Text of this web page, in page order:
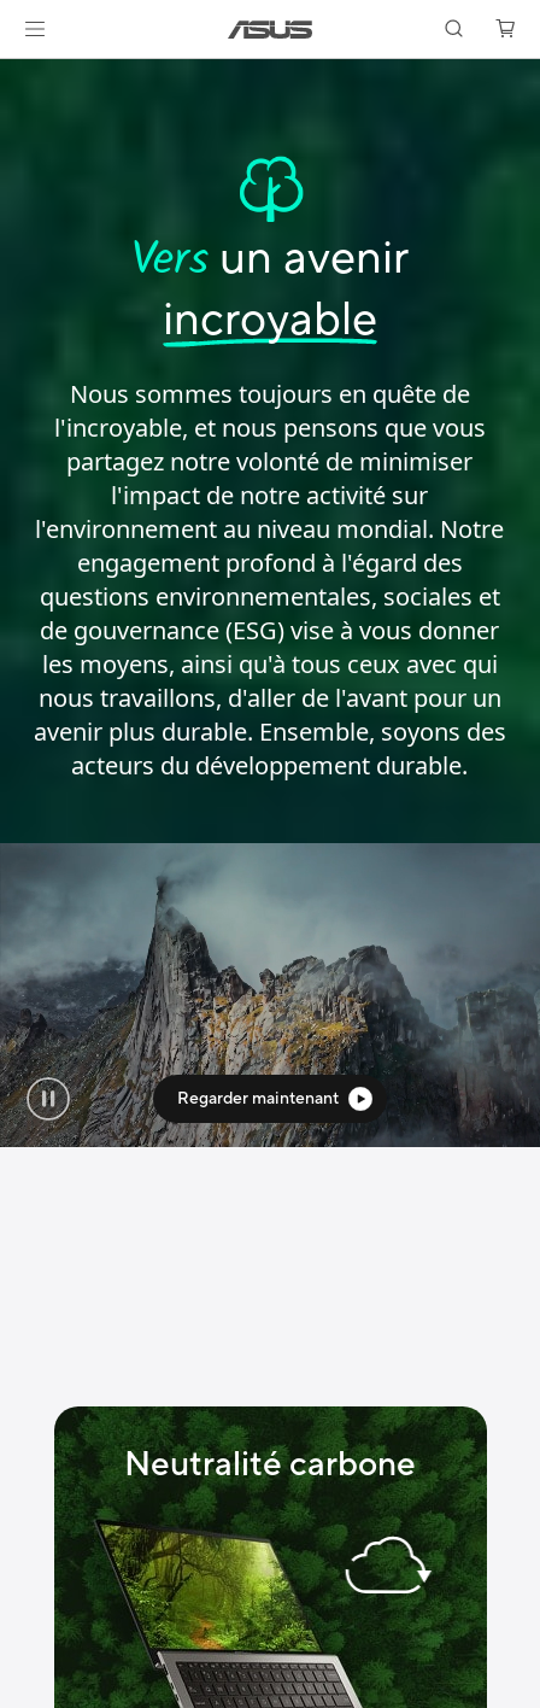
Versun avenir
incroyable
Nous sommes toujours en quête de
l'incroyable, et nous pensons que vous
partagez notre volonté de minimiser
l'impact de notre activité sur
l'environnement au niveau mondial. Notre
engagement profond à l'égard des
questions environnementales, sociales et
de gouvernance (ESG) vise à vous donner
les moyens, ainsi qu'à tous ceux avec qui
nous travaillons, d'aller de l'avant pour un
avenir plus durable. Ensemble, soyons des
acteurs du développement durable.
Regarder maintenant
Neutralité carbone